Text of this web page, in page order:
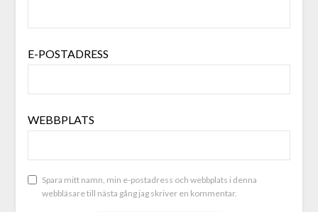
E-POSTADRESS
WEBBPLATS
Spara mitt namn, min e-postadress och webbplats i denna
webbläsare till nästa gång jag skriver en kommentar.